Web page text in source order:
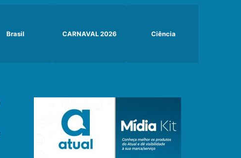
Brasil CARNAVAL 2026 Ciência